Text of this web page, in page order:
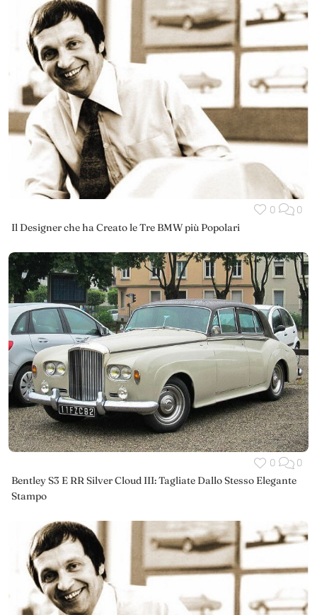
0 0
Il Designer che ha Creato le Tre BMW più Popolari
0 0
Bentley S3 E RR Silver Cloud III: Tagliate Dallo Stesso Elegante
Stampo